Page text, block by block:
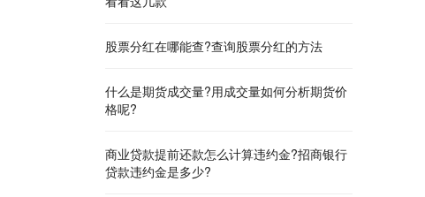
股票分红在哪能查?查询股票分红的方法
什么是期货成交量?用成交量如何分析期货价
格呢?
商业贷款提前还款怎么计算违约金?招商银行
贷款违约金是多少?